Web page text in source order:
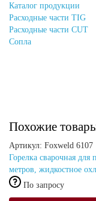
Каталог продукции
Расходные части TIG
Расходные части CUT
Сопла
Похожие
Артикул: Foxweld 6107
Горелка сварочная
метров, жидкостное
По запросу